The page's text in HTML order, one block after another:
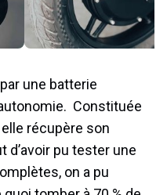
une batterie
Constituée
récupère son
d’avoir pu tester une
on a pu
tomber à 70 % de